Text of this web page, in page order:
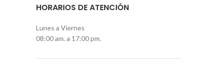
HORARIOS DE ATENCIÓN
Lunes a Viernes
08:00 am. a 17:00 pm.